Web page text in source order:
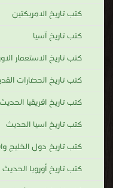
مملكته
باسمها.
هاماً للثقافة والاقتصاد.
كتب تاريخ الامريكتين
كتب تاريخ آسيا
كتب تاريخ الاستعمار
كتب تاريخ الحضارات
كتب تاريخ افريقيا الحديث
كتب تاريخ اسيا الحديث
كتب تاريخ دول الخليج
كتب تاريخ أوروبا